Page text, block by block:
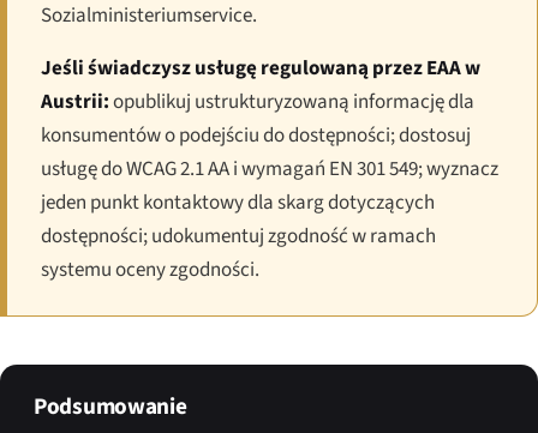
Sozialministeriumservice.
Jeśli świadczysz usługę regulowaną przez EAA w
Austrii:opublikuj ustrukturyzowaną informację dla
konsumentów o podejściu do dostępności; dostosuj
usługę do WCAG 2.1 AA i wymagań EN 301 549; wyznacz
jeden punkt kontaktowy dla skarg dotyczących
dostępności; udokumentuj zgodność w ramach
systemu oceny zgodności.
Podsumowanie